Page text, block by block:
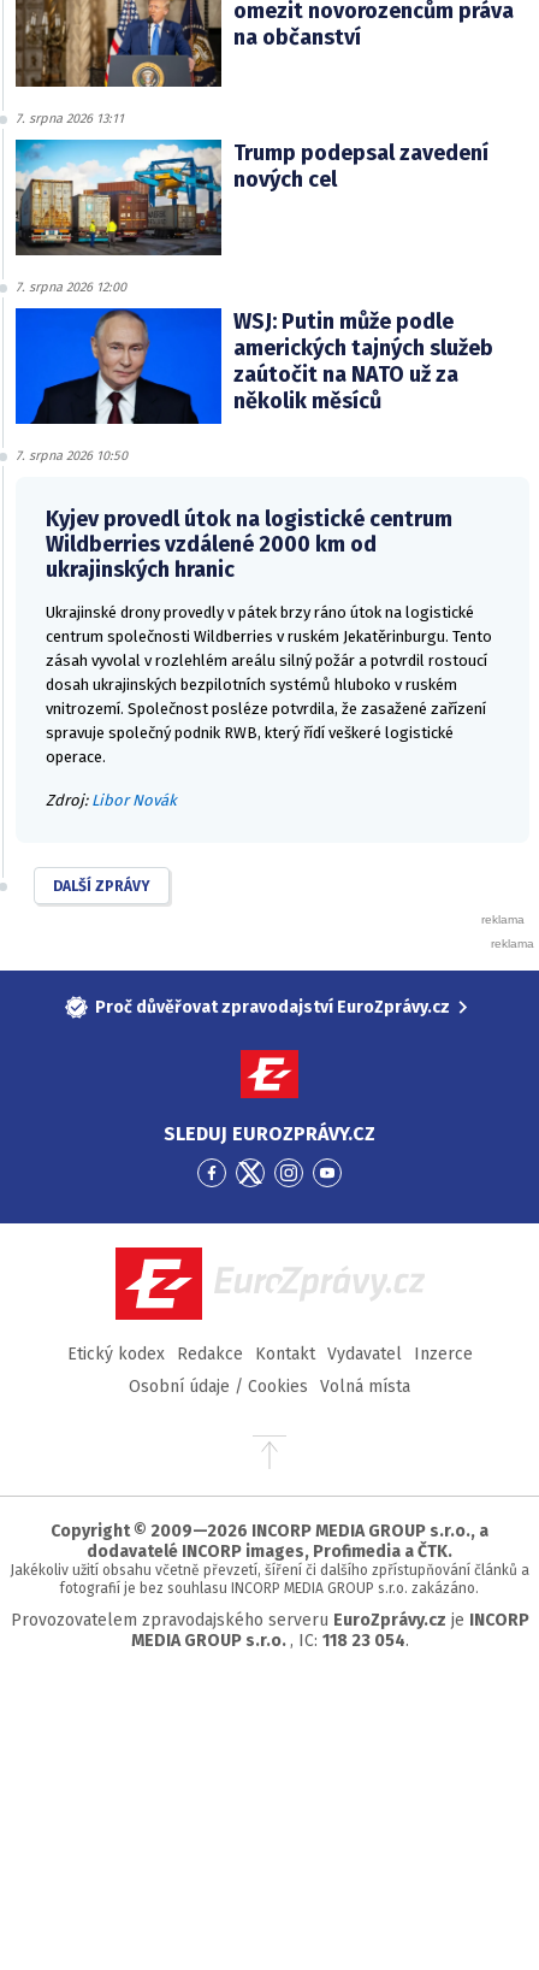
omezit novorozencům práva
na občanství
7. srpna 2026 13:11
Trump podepsal zavedení
nových cel
7. srpna 2026 12:00
WSJ: Putin může podle
amerických tajných služeb
zaútočit na NATO už za
několik měsíců
7. srpna 2026 10:50
Kyjev provedl útok na logistické centrum
Wildberries vzdálené 2000 km od
ukrajinských hranic
Ukrajinské drony provedly v pátek brzy ráno útok na logistické
centrum společnosti Wildberries v ruském Jekatěrinburgu. Tento
zásah vyvolal v rozlehlém areálu silný požár a potvrdil rostoucí
dosah ukrajinských bezpilotních systémů hluboko v ruském
vnitrozemí. Společnost posléze potvrdila, že zasažené zařízení
spravuje společný podnik RWB, který řídí veškeré logistické
operace.
Zdroj: Libor Novák
DALŠÍ ZPRÁVY
Proč důvěřovat zpravodajství EuroZprávy.cz
SLEDUJ EUROZPRÁVY.CZ
Přejít
Facebook
Přejít
Twitter
Přejít
Instagram
Přejít
YouTube
EuroZprávy.cz
Etický kodex Redakce Kontakt Vydavatel
Inzerce
Osobní údaje / Cookies
Volná místa
Přejít
stránky
Copyright © 2009—2026 INCORP MEDIA GROUP s.r.o., a
dodavatelé INCORP images, Profimedia a ČTK.
Jakékoliv užití obsahu včetně převzetí, šíření či dalšího zpřístupňování článků a
fotografií je bez souhlasu INCORP MEDIA GROUP s.r.o. zakázáno.
Provozovatelem zpravodajského serveru EuroZprávy.cz je INCORP
MEDIA GROUP s.r.o. , IC: 118 23 054.